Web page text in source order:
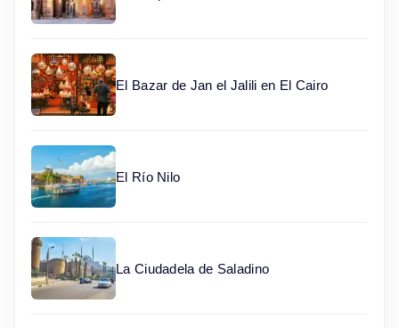
El Bazar de Jan el Jalili en El Cairo
El Río Nilo
La Ciudadela de Saladino